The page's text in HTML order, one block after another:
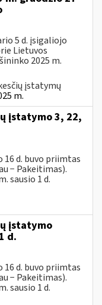
5 d. įsigaliojo
Lietuvos
2025 m.
įstatymų
m.
įstatymo 3, 22,
16 d. buvo priimtas
− Pakeitimas).
sausio 1 d.
įstatymo
d.
16 d. buvo priimtas
− Pakeitimas).
sausio 1 d.